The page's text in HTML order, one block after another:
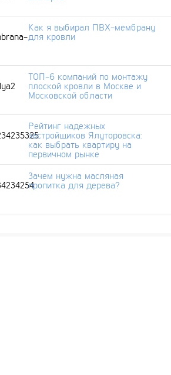
Как я выбирал ПВХ-мембрану
для кровли
ТОП-6 компаний по монтажу
плоской кровли в Москве и
Московской области
Рейтинг надежных
застройщиков Ялуторовска:
как выбрать квартиру на
первичном рынке
Зачем нужна масляная
пропитка для дерева?